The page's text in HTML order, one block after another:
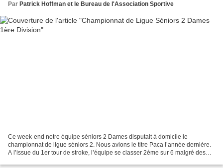
Par Patrick Hoffman et le Bureau de l'Association Sportive
Ce week-end notre équipe séniors 2 Dames disputait à domicile le
championnat de ligue séniors 2. Nous avions le titre Paca l’année dernière.
A l’issue du 1er tour de stroke, l’équipe se classer 2ème sur 6 malgré des